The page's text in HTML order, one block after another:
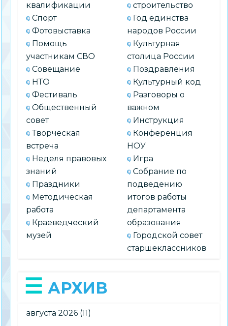
квалификации
Спорт
Фотовыставка
Помощь
участникам СВО
Совещание
НТО
Фестиваль
Общественный
совет
Творческая
встреча
Неделя правовых
знаний
Праздники
Методическая
работа
Краеведческий
музей
строительство
Год единства
народов России
Культурная
столица России
Поздравления
Культурный код
Разговоры о
важном
Инструкция
Конференция
НОУ
Игра
Собрание по
подведению
итогов работы
департамента
образования
Городской совет
старшеклассников
АРХИВ
августа 2026 (11)